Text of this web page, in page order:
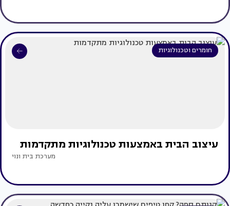
חומרים וטכנולוגיות
עיצוב הבית באמצעות טכנולוגיות מתקדמות
מערכת בית ונוי